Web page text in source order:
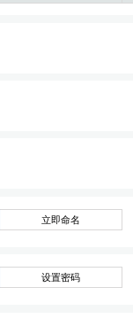
立即命名
设置密码